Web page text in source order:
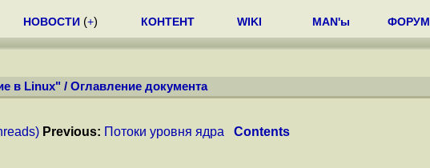
НОВОСТИ (+) КОНТЕНТ WIKI MAN'ы ФОРУМ
в Linux" / Оглавление документа
Previous: Потоки уровня ядра Contents